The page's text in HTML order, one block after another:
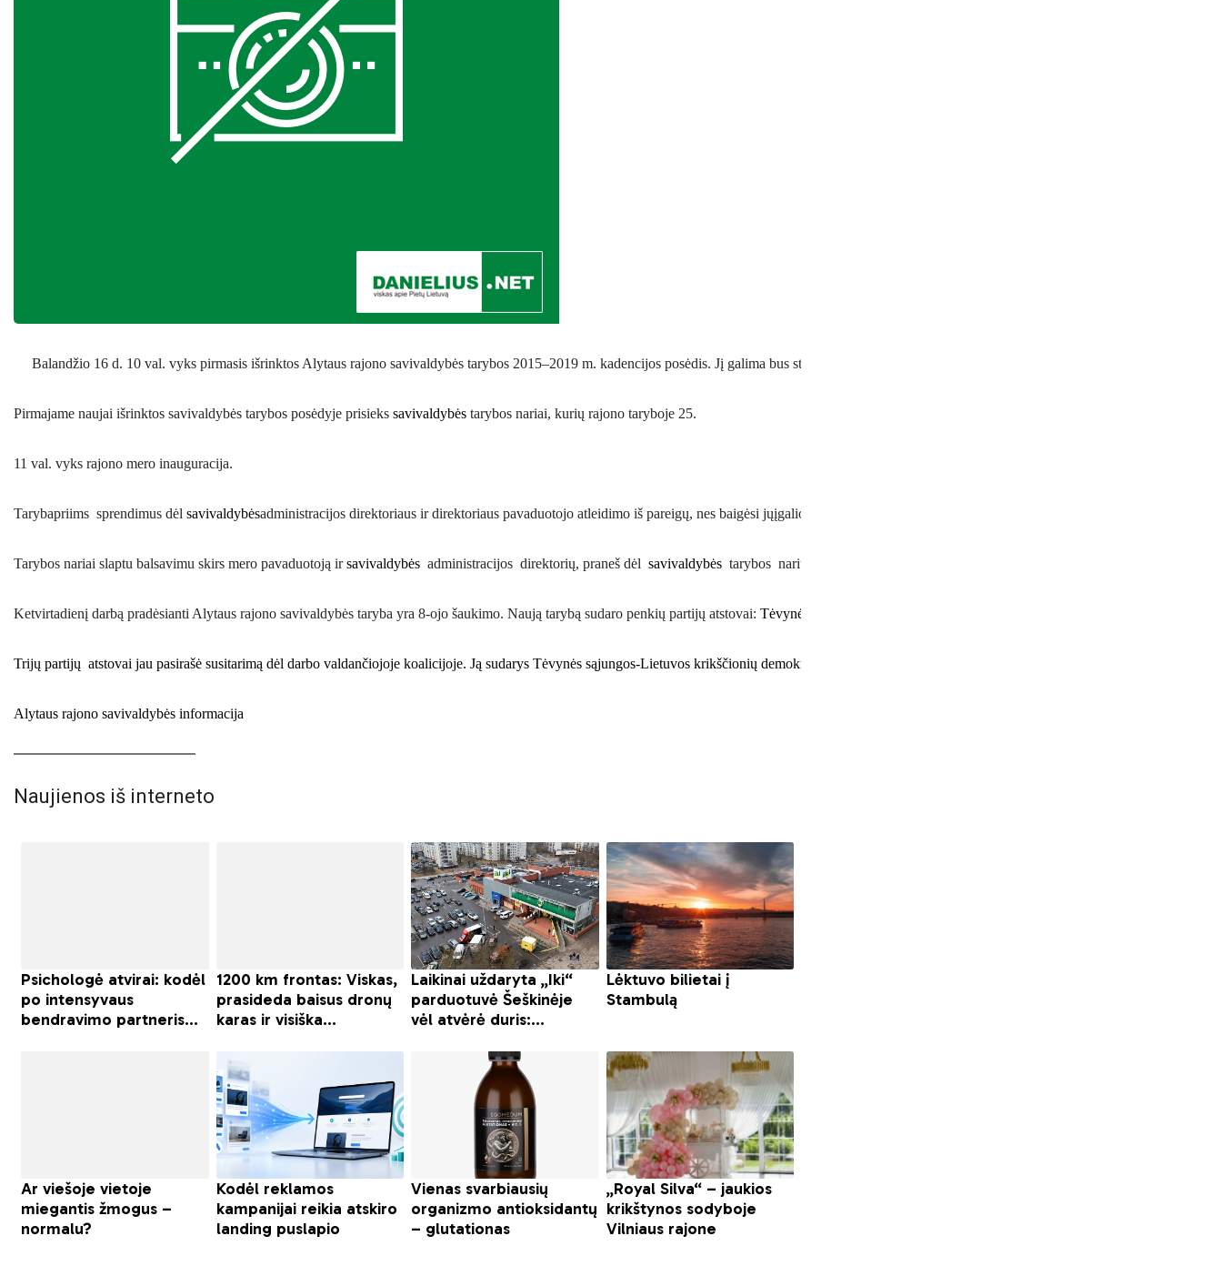
Balandžio 16 d. 10 val. vyks pirmasis išrinktos Alytaus rajono savivaldybės tarybos 2015–2019 m. kadencijos posėdis. Jį galima bus stebėti internetu savivaldybės interneto svetainės
Pirmajame naujai išrinktos savivaldybės tarybos posėdyje prisieks savivaldybės tarybos nariai, kurių rajono taryboje 25.
11 val. vyks rajono mero inauguracija.
Tarybapriims sprendimus dėl savivaldybėsadministracijos direktoriaus ir direktoriaus pavaduotojo atleidimo iš pareigų, nes baigėsi jųįgaliojimų laikas
Tarybos nariai slaptu balsavimu skirs mero pavaduotoją ir savivaldybės administracijos direktorių, praneš dėl savivaldybės tarybos narių vienijimosi į
Ketvirtadienį darbą pradėsianti Alytaus rajono savivaldybės taryba yra 8-ojo šaukimo. Naują tarybą sudaro penkių partijų atstovai: Tėvynės sąjungos-Lietuvos krikščionių demokratų partija
Trijų partijų atstovai jau pasirašė susitarimą dėl darbo valdančiojoje koalicijoje. Ją sudarys Tėvynės sąjungos-Lietuvos krikščionių demokratų, Lietuvos socialdemokratų partijos ir LR liberalų sąjūdžio atstovai.
Alytaus rajono savivaldybės informacija
Naujienos iš interneto